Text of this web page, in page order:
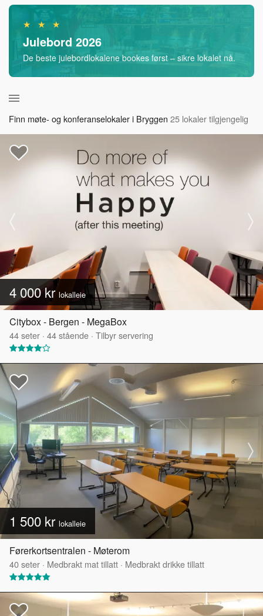
★ ★ ★
Julebord 2026
De beste julebordlokalene bookes først – sikre lokalet nå.
Finn møte- og konferanselokaler i Bryggen 25 lokaler tilgjengelig
4 000 krlokalleie
Citybox - Bergen - MegaBox
44seter · 44stående · Tilbyr servering
1 500 kr lokalleie
Førerkortsentralen - Møterom
40seter · Medbrakt mat tillatt · Medbrakt drikke tillatt